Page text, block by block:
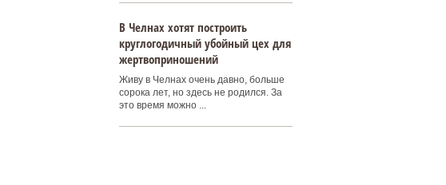
В Челнах хотят построить
круглогодичный убойный цех для
жертвоприношений
Живу в Челнах очень давно, больше
сорока лет, но здесь не родился. За
это время можно ...